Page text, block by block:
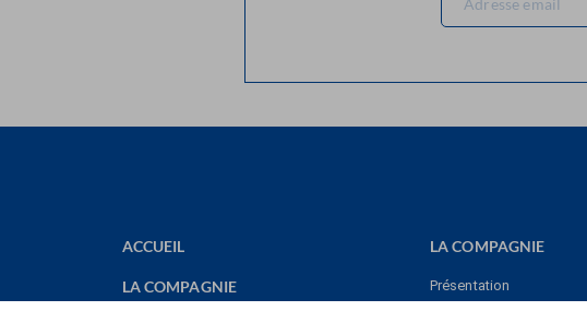
ACCUEIL
LA COMPAGNIE
LA COMPAGNIE
Présentation